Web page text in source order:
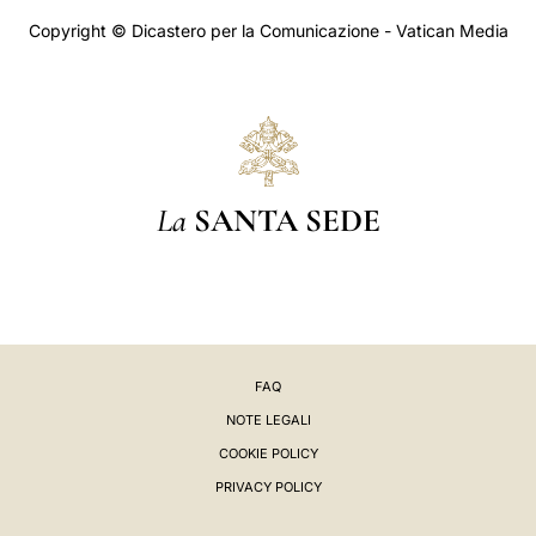
Copyright © Dicastero per la Comunicazione - Vatican Media
La SANTA SEDE
FAQ
NOTE LEGALI
COOKIE POLICY
PRIVACY POLICY